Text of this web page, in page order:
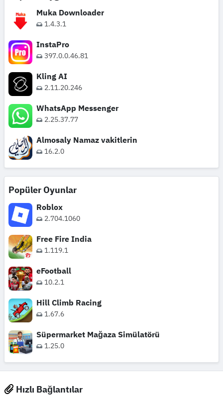
Muka Downloader
1.4.3.1
InstaPro
397.0.0.46.81
Kling AI
2.11.20.246
WhatsApp Messenger
2.25.37.77
Almosaly Namaz vakitlerin
16.2.0
Popüler Oyunlar
Roblox
2.704.1060
Free Fire India
1.119.1
eFootball
10.2.1
Hill Climb Racing
1.67.6
Süpermarket Mağaza Simülatörü
1.25.0
Hızlı Bağlantılar